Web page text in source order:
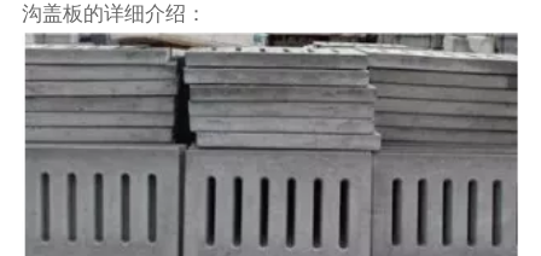
沟盖板的详细介绍：